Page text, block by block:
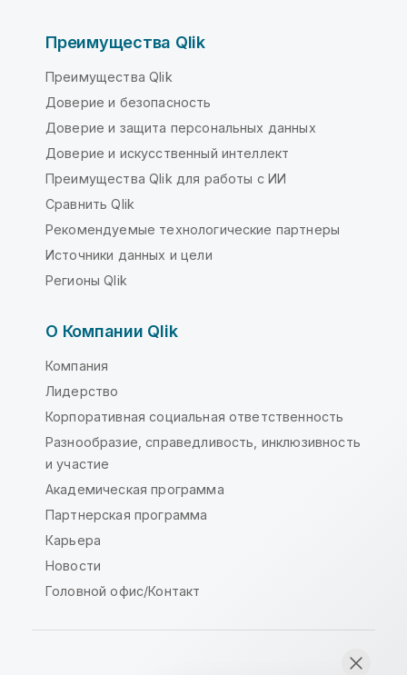
Преимущества Qlik
Преимущества Qlik
Доверие и безопасность
Доверие и защита персональных данных
Доверие и искусственный интеллект
Преимущества Qlik для работы с ИИ
Сравнить Qlik
Рекомендуемые технологические партнеры
Источники данных и цели
Регионы Qlik
О Компании Qlik
Компания
Лидерство
Корпоративная социальная ответственность
Разнообразие, справедливость, инклюзивность
и участие
Академическая программа
Партнерская программа
Карьера
Новости
Головной офис/Контакт